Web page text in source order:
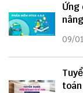
Ứng
09/
toán